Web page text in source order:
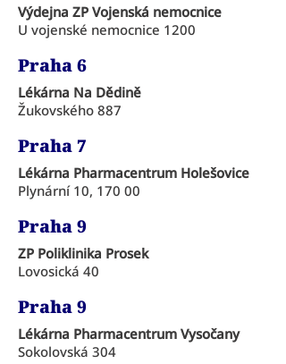
Výdejna ZP Vojenská nemocnice
U vojenské nemocnice 1200
Praha 6
Lékárna Na Dědině
Žukovského 887
Praha 7
Lékárna Pharmacentrum Holešovice
Plynární 10, 170 00
Praha 9
ZP Poliklinika Prosek
Lovosická 40
Praha 9
Lékárna Pharmacentrum Vysočany
Sokolovská 304